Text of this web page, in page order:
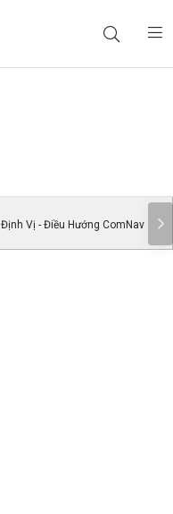
Định Vị - Điều Hướng ComNav